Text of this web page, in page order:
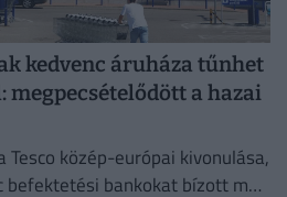
kedvenc áruháza tűnhet
megpecsételődött a hazai
közép-európai kivonulása,
bankokat bízott meg